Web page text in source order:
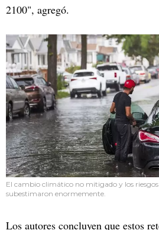
2100", agregó.
El cambio climático no mitigado y los
subestimaron enormemente.
Los autores concluyen que estos